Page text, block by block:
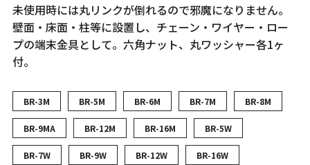
未使用時には丸リンクが倒れるので邪魔になりません。
壁面・床面・柱等に設置し、チェーン・ワイヤー・ロー
プの端末金具として。六角ナット、丸ワッシャー各1ヶ
付。
BR-3M BR-5M BR-6M BR-7M BR-8M
BR-9MA BR-12M BR-16M BR-5W
BR-7W BR-9W BR-12W BR-16W